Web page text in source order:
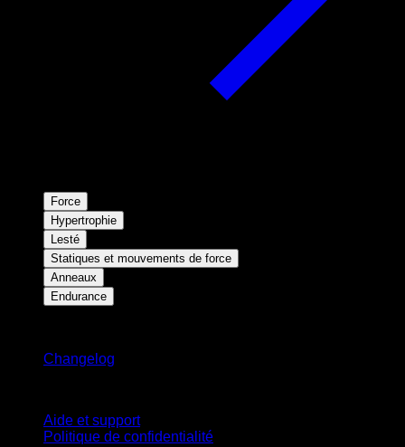
Force
Hypertrophie
Lesté
Statiques et mouvements de force
Anneaux
Endurance
Changelog
Aide et support
Politique de confidentialité